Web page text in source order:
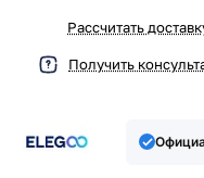
Рассчитать
Получить